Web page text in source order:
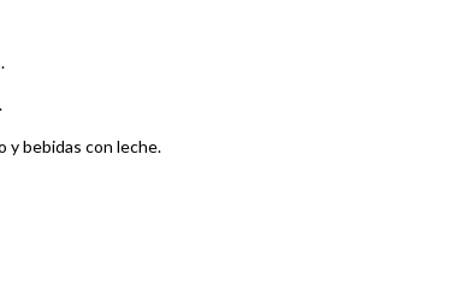
y bebidas con leche.